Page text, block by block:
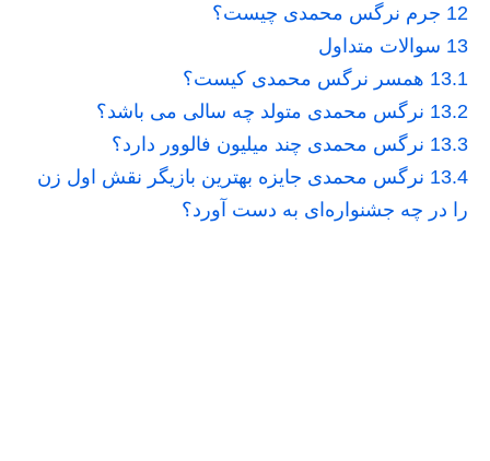
12 جرم نرگس محمدی چیست؟
13 سوالات متداول
13.1 همسر نرگس محمدی کیست؟
13.2 نرگس محمدی متولد چه سالی می باشد؟
13.3 نرگس محمدی چند میلیون فالوور دارد؟
13.4 نرگس محمدی جایزه بهترین بازیگر نقش اول زن
را در چه جشنواره‌ای به دست آورد؟